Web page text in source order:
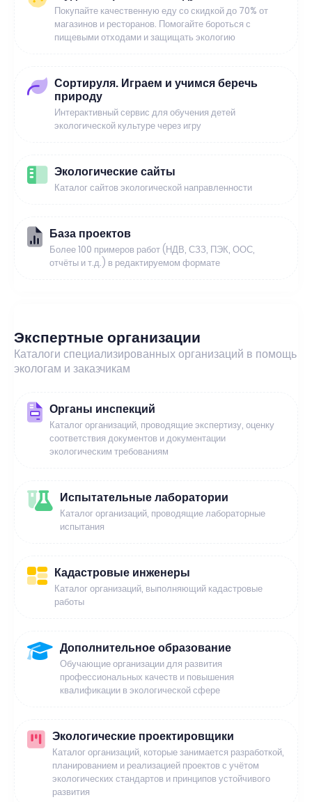
Покупайте качественную еду со скидкой до 70% от
магазинов и ресторанов. Помогайте бороться с
пищевыми отходами и защищать экологию
Сортируля. Играем и учимся беречь
природу
Интерактивный сервис для обучения детей
экологической культуре через игру
Экологические сайты
Каталог сайтов экологической направленности
База проектов
Более 100 примеров работ (НДВ, СЗЗ, ПЭК, ООС,
отчёты и т.д.) в редактируемом формате
Экспертные организации
Каталоги специализированных организаций в помощь
экологам и заказчикам
Органы инспекций
Каталог организаций, проводящие экспертизу, оценку
соответствия документов и документации
экологическим требованиям
Испытательные лаборатории
Каталог организаций, проводящие лабораторные
испытания
Кадастровые инженеры
Каталог организаций, выполняющий кадастровые
работы
Дополнительное образование
Обучающие организации для развития
профессиональных качеств и повышения
квалификации в экологической сфере
Экологические проектировщики
Каталог организаций, которые занимается разработкой,
планированием и реализацией проектов с учётом
экологических стандартов и принципов устойчивого
развития